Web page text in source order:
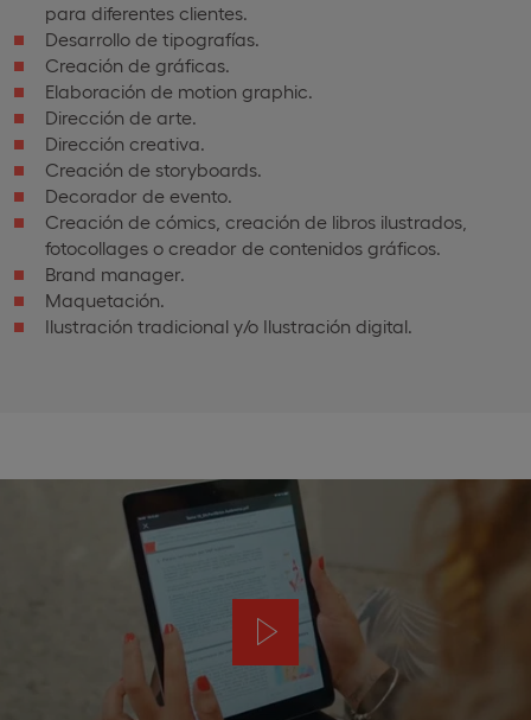
para diferentes clientes.
Desarrollo de tipografías.
Creación de gráficas.
Elaboración de motion graphic.
Dirección de arte.
Dirección creativa.
Creación de storyboards.
Decorador de evento.
Creación de cómics, creación de libros ilustrados,
fotocollages o creador de contenidos gráficos.
Brand manager.
Maquetación.
Ilustración tradicional y/o Ilustración digital.